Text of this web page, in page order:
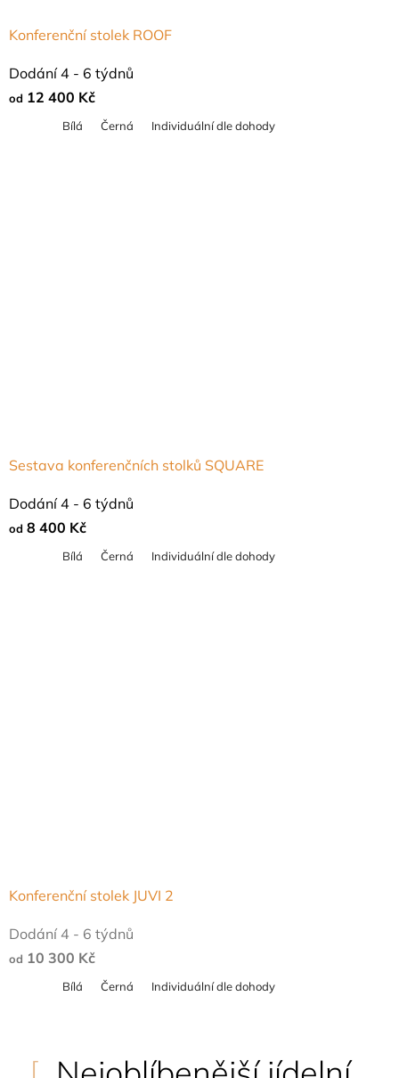
Konferenční stolek ROOF
Dodání 4 - 6 týdnů
od 12 400 Kč
Bílá Černá Individuální dle dohody
Sestava konferenčních stolků SQUARE
hodnocení
produktu
Dodání 4 - 6 týdnů
od 8 400 Kč
Bílá Černá Individuální dle dohody
Konferenční stolek JUVI 2
Dodání 4 - 6 týdnů
od 10 300 Kč
Bílá Černá Individuální dle dohody